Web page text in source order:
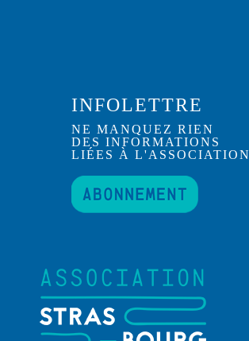
INFOLETTRE
NE MANQUEZ RIEN
DES INFORMATIONS
LIÉES À L'ASSOCIATION